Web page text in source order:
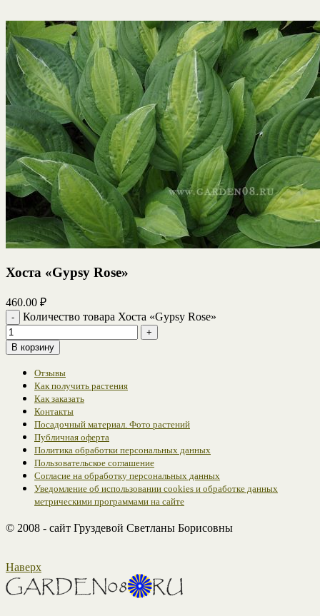
Хоста «Gypsy Rose»
460.00 ₽
Количество товара Хоста «Gypsy Rose»
В корзину
Отзывы
Как получить растения
Как заказать
Контакты
Посадочный материал. Фото растений
Публичная оферта
Политика обработки персональных данных
Пользовательское соглашение
Согласие на обработку персональных данных
Уведомление об использовании cookies и обработке данных
метрическими программами на сайте
© 2008 - сайт Груздевой Светланы Борисовны
Наверх